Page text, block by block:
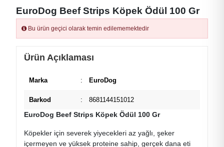
EuroDog Beef Strips Köpek Ödül 100 Gr
Bu ürün geçici olarak temin edilememektedir
Ürün Açıklaması
Marka : EuroDog
Barkod : 8681144151012
EuroDog Beef Strips Köpek Ödül 100 Gr
Köpekler için severek yiyecekleri az yağlı, şeker
içermeyen ve yüksek proteine sahip, gerçek dana eti